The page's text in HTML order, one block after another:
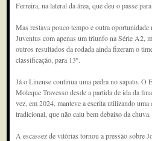
Ferreira, na lateral da área, que deu o passe
Mas restava pouco tempo e outra
Juventus com apenas um triunfo na Série A2,
outros resultados da rodada ainda fizeram o
classificação, para 13º.
Já o Linense continua uma pedra no sapato. O
Moleque Travesso desde a partida de ida da
vez, em 2024, manteve a escrita utilizando uma
tradicional, que não caiu bem debaixo da chuva.
A escassez de vitórias tornou a pressão sobre